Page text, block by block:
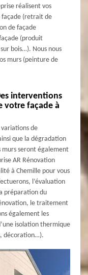
réalisent vos
façade (retrait de
de façade
(produit
bois…). Nous nous
murs (peinture de
interventions
votre façade à
variations de
que la dégradation
murs seront également
AR Rénovation
à Chemille pour vous
l’évaluation
préparation du
le traitement
également les
isolation thermique
décoration…).